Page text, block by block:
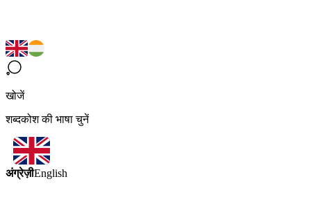
खोजें
शब्दकोश की भाषा चुनें
अंग्रेज़ीEnglish